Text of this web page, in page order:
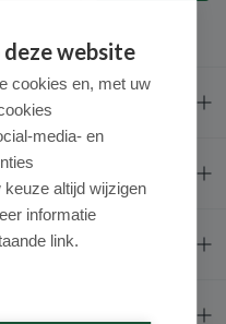
website
cookies en, met uw
media- en
altijd wijzigen
informatie
link.